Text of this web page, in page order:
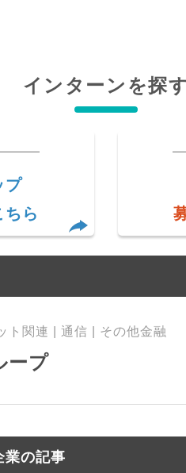
インターンを探
プ
ちら
ト関連 | 通信 | その他金融
ープ
業の記事